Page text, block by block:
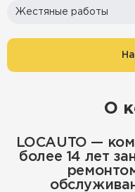
Жестяные работы
О
LOCAUTO —
более 14 лет